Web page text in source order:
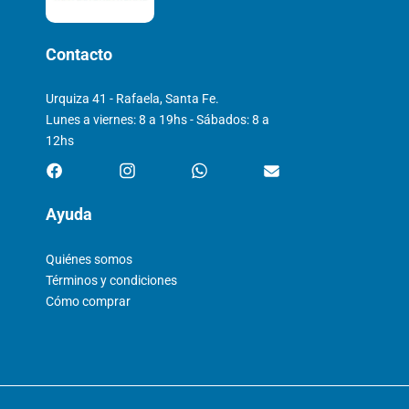
Contacto
Urquiza 41 - Rafaela, Santa Fe.
Lunes a viernes: 8 a 19hs - Sábados: 8 a
12hs
Ayuda
Quiénes somos
Términos y condiciones
Cómo comprar